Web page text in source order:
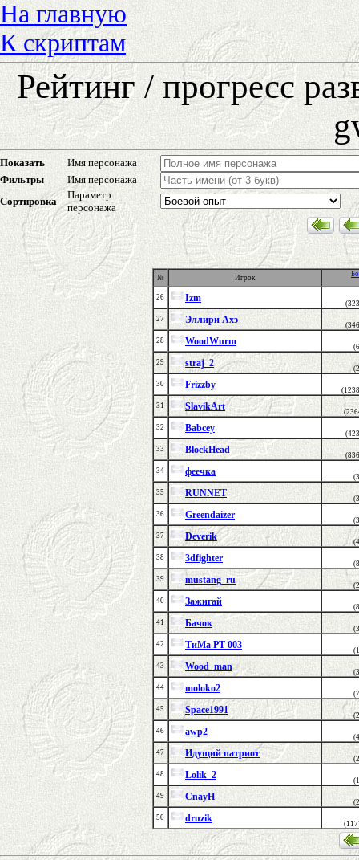
На главную
К скриптам
Рейтинг / прогресс
Показать
Имя персонажа
Фильтры
Имя персонажа
Сортировка
Параметр
персонажа
№ Игрок
26 Izm
27
Эллири Ахэ
28
WoodWurm
29
straj_2
30
Frizzby
31
SlavikArt
32
Babcey
33
BlockHead
34
феечка
35
RUNNET
36
Greendaizer
37
Deverik
38
3dfighter
39
mustang_ru
40
Зажигай
41
Бачок
42
ТиМа РТ 003
43
Wood_man
44
moloko2
45
Space1991
46
awp2
47
Идущий патриот
48
Lolik_2
49
CnayH
50
druzik